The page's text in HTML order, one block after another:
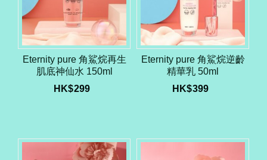
Eternity pure 角鯊烷再生
肌底神仙水 150ml
HK$299
Eternity pure 角鯊烷逆齡
精華乳 50ml
HK$399